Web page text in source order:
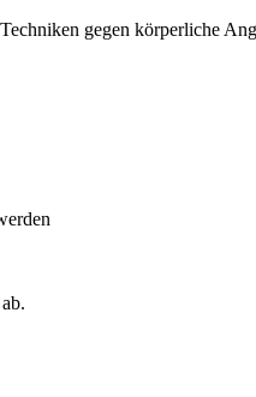
gegen körperliche